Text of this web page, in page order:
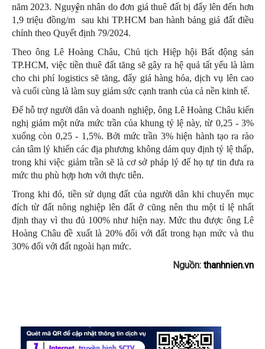
năm 2023. Nguyên nhân do đơn giá thuê đất bị đẩy lên đến hơn
1,9 triệu đồng/m
2
sau khi TP.HCM ban hành bảng giá đất điều
chỉnh theo Quyết định 79/2024.
Theo ông Lê Hoàng Châu, Chủ tịch Hiệp hội Bất động sản
TP.HCM, việc tiền thuê đất tăng sẽ gây ra hệ quả tất yếu là làm
cho chi phí logistics sẽ tăng, đẩy giá hàng hóa, dịch vụ lên cao
và cuối cùng là làm suy giảm sức cạnh tranh của cả nền kinh tế.
Để hỗ trợ người dân và doanh nghiệp, ông Lê Hoàng Châu kiến
nghị giảm một nửa mức trần của khung tỷ lệ này, từ 0,25 - 3%
xuống còn 0,25 - 1,5%. Bởi mức trần 3% hiện hành tạo ra rào
cản tâm lý khiến các địa phương không dám quy định tỷ lệ thấp,
trong khi việc giảm trần sẽ là cơ sở pháp lý để họ tự tin đưa ra
mức thu phù hợp hơn với thực tiễn.
Trong khi đó, tiền sử dụng đất của người dân khi chuyển mục
đích từ đất nông nghiệp lên đất ở cũng nên thu một tỉ lệ nhất
định thay vì thu đủ 100% như hiện nay. Mức thu được ông Lê
Hoàng Châu đề xuất là 20% đối với đất trong hạn mức và thu
30% đối với đất ngoài hạn mức.
Nguồn: thanhnien.vn